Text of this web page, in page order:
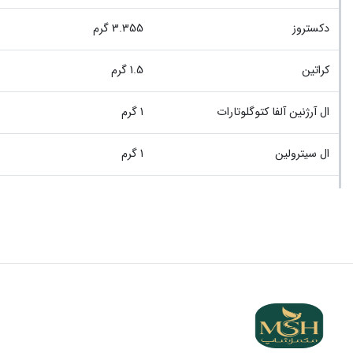
دکستروز 3.355 گرم
کراتین 1.5 گرم
ال آرژنین آلفا کتوگلوتارات 1 گرم
ال سیترولین 1 گرم
طعم